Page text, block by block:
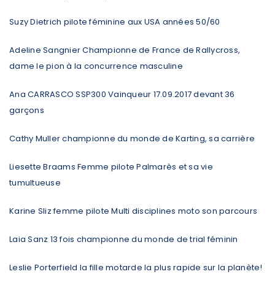
Suzy Dietrich pilote féminine aux USA années 50/60
Adeline Sangnier Championne de France de Rallycross,
dame le pion à la concurrence masculine
Ana CARRASCO SSP300 Vainqueur 17.09.2017 devant 36
garçons
Cathy Muller championne du monde de Karting, sa carrière
Liesette Braams Femme pilote Palmarès et sa vie
tumultueuse
Karine Sliz femme pilote Multi disciplines moto son parcours
Laia Sanz 13 fois championne du monde de trial féminin
Leslie Porterfield la fille motarde la plus rapide sur la planète!